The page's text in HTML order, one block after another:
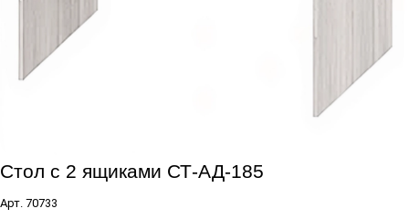
Стол с 2 ящиками СТ-АД-185
Арт. 70733